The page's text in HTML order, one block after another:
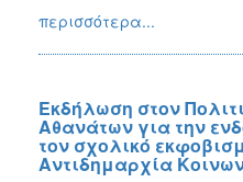
περισσότερα...
Εκδήλωση στον
Αθανάτων για την
τον σχολικό
Αντιδημαρχία